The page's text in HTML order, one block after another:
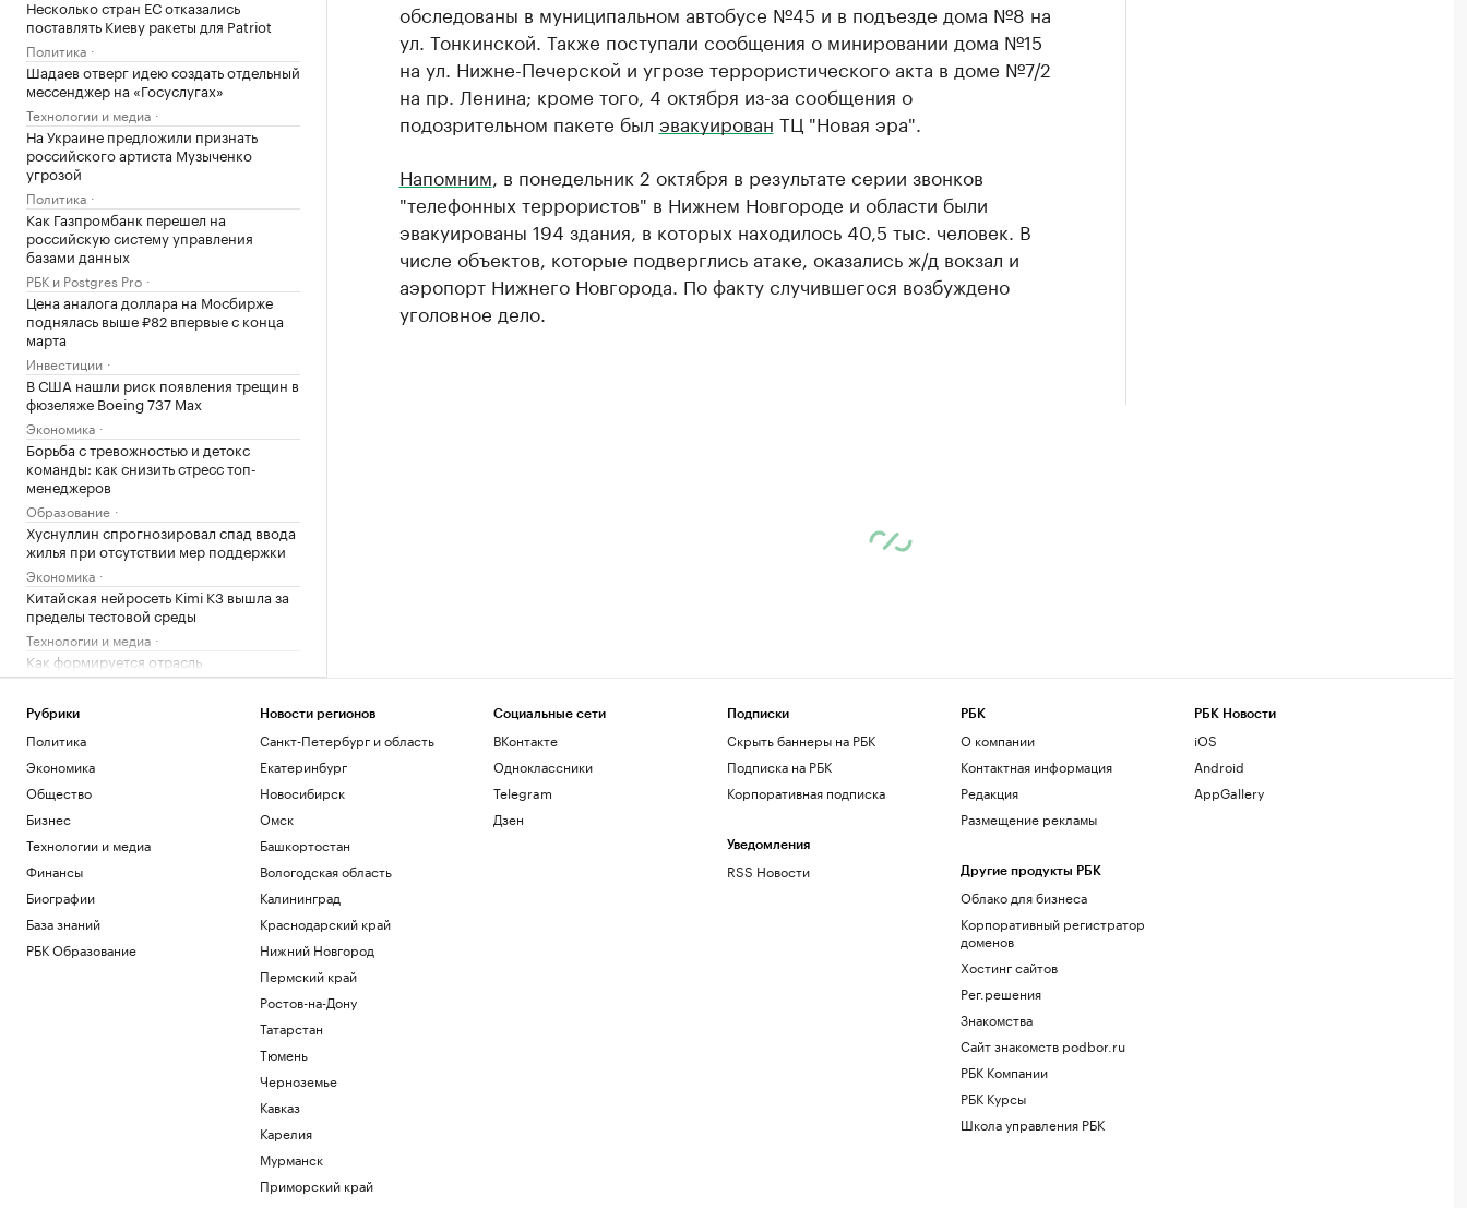
Несколько стран ЕС отказались
поставлять Киеву ракеты для Patriot
Политика
Шадаев отверг идею создать отдельный
мессенджер на «Госуслугах»
Технологии и медиа
На Украине предложили признать
российского артиста Музыченко
угрозой
Политика
Как Газпромбанк перешел на
российскую систему управления
базами данных
РБК и Postgres Pro
Цена аналога доллара на Мосбирже
поднялась выше ₽82 впервые с конца
марта
Инвестиции
В США нашли риск появления трещин в
фюзеляже Boeing 737 Max
Экономика
Борьба с тревожностью и детокс
команды: как снизить стресс топ-
менеджеров
Образование
Хуснуллин спрогнозировал спад ввода
жилья при отсутствии мер поддержки
Экономика
Китайская нейросеть Kimi K3 вышла за
пределы тестовой среды
Технологии и медиа
Как формируется отрасль
стратегических металлов в России
Компании
11 мифов об ИИ в промышленности — и
как все устроено на практике
РБК и Yandex Cloud
Что такое Executive MBA и зачем
получать эту степень
Образование
Что известно об атаках БПЛА на
регионы России. Главное к 7 августа
Политика
В Саудовской Аравии заподозрили
Иран в подготовке нападения
Политика
криптообменников из «Москва-Сити».
обследованы в муниципальном автобусе №45 и в подъезде дома №8 на
ул. Тонкинской. Также поступали сообщения о минировании дома №15
на ул. Нижне-Печерской и угрозе террористического акта в доме №7/2
на пр. Ленина; кроме того, 4 октября из-за сообщения о
подозрительном пакете был эвакуирован ТЦ "Новая эра".
Напомним , в понедельник 2 октября в результате серии звонков
"телефонных террористов" в Нижнем Новгороде и области были
эвакуированы 194 здания, в которых находилось 40,5 тыс. человек. В
числе объектов, которые подверглись атаке, оказались ж/д вокзал и
аэропорт Нижнего Новгорода. По факту случившегося возбуждено
уголовное дело.
Рубрики
Политика
Экономика
Общество
Бизнес
Технологии и медиа
Финансы
Биографии
База знаний
РБК Образование
Новости регионов
Санкт-Петербург и область
Екатеринбург
Новосибирск
Омск
Башкортостан
Вологодская область
Калининград
Краснодарский край
Нижний Новгород
Пермский край
Ростов-на-Дону
Татарстан
Тюмень
Черноземье
Кавказ
Карелия
Мурманск
Приморский край
Социальные сети
ВКонтакте
Одноклассники
Telegram
Дзен
Подписки
Скрыть баннеры на РБК
Подписка на РБК
Корпоративная подписка
Уведомления
RSS Новости
РБК
О компании
Контактная информация
Редакция
Размещение рекламы
Другие продукты РБК
Облако для бизнеса
Корпоративный регистратор
доменов
Хостинг сайтов
Рег.решения
Знакомства
Сайт знакомств podbor.ru
РБК Компании
РБК Курсы
Школа управления РБК
РБК Новости
iOS
Android
AppGallery